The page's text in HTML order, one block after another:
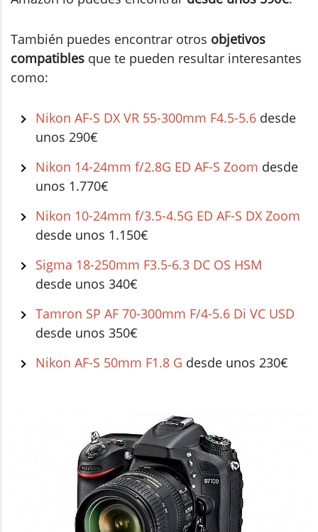
También puedes encontrar otros objetivos
compatibles que te pueden resultar interesantes
como:
Nikon AF-S DX VR 55-300mm F4.5-5.6 desde
unos 290€
Nikon 14-24mm f/2.8G ED AF-S Zoom desde
unos 1.770€
Nikon 10-24mm f/3.5-4.5G ED AF-S DX Zoom
desde unos 1.150€
Sigma 18-250mm F3.5-6.3 DC OS HSM
desde unos 340€
Tamron SP AF 70-300mm F/4-5.6 Di VC USD
desde unos 350€
Nikon AF-S 50mm F1.8 G desde unos 230€